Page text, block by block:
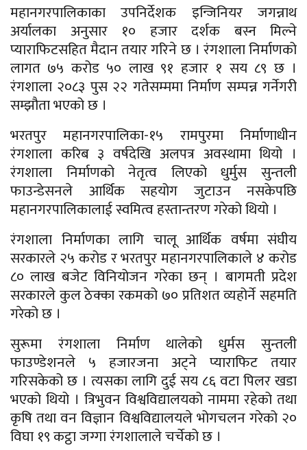
महानगरपालिकाका उपनिर्देशक इन्जिनियर जगन्नाथ
अर्यालका अनुसार १० हजार दर्शक बस्न मिल्ने
प्याराफिटसहित मैदान तयार गरिने छ । रंगशाला निर्माणको
लागत ७५ करोड ५० लाख ९१ हजार १ सय ८९ छ ।
रंगशाला २०८३ पुस २२ गतेसम्ममा निर्माण सम्पन्न गर्नेगरी
सम्झौता भएको छ ।
भरतपुर महानगरपालिका-१५ रामपुरमा निर्माणाधीन
रंगशाला करिब ३ वर्षदेखि अलपत्र अवस्थामा थियो ।
रंगशाला निर्माणको नेतृत्व लिएको धुर्मुस सुन्तली
फाउन्डेसनले आर्थिक सहयोग जुटाउन नसकेपछि
महानगरपालिकालाई स्वमित्व हस्तान्तरण गरेको थियो ।
रंगशाला निर्माणका लागि चालू आर्थिक वर्षमा संघीय
सरकारले २५ करोड र भरतपुर महानगरपालिकाले ४ करोड
८० लाख बजेट विनियोजन गरेका छन् । बागमती प्रदेश
सरकारले कुल ठेक्का रकमको ७० प्रतिशत व्यहोर्ने सहमति
गरेको छ ।
सुरूमा रंगशाला निर्माण थालेको धुर्मस सुन्तली
फाउण्डेशनले ५ हजारजना अट्ने प्याराफिट तयार
गरिसकेको छ । त्यसका लागि दुई सय ८६ वटा पिलर खडा
भएको थियो । त्रिभुवन विश्वविद्यालयको नाममा रहेको तथा
कृषि तथा वन विज्ञान विश्वविद्यालयले भोगचलन गरेको २०
विघा १९ कट्ठा जग्गा रंगशालाले चर्चेको छ ।